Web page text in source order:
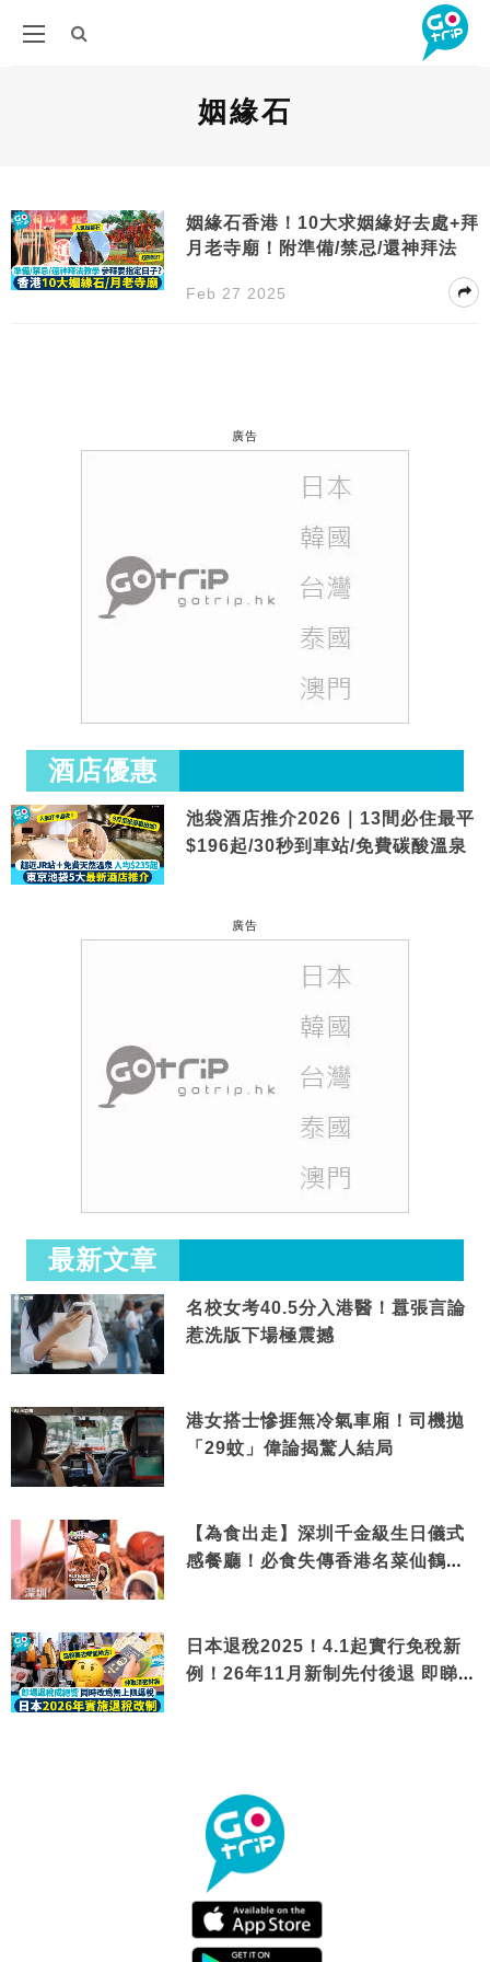
姻緣石
姻緣石香港！10大求姻緣好去處+拜
月老寺廟！附準備/禁忌/還神拜法
Feb 27 2025
廣告
酒店優惠
池袋酒店推介2026｜13間必住最平
$196起/30秒到車站/免費碳酸溫泉
廣告
最新文章
名校女考40.5分入港醫！囂張言論
惹洗版下場極震撼
港女搭士慘捱無冷氣車廂！司機拋
「29蚊」偉論揭驚人結局
【為食出走】深圳千金級生日儀式
感餐廳！必食失傳香港名菜仙鶴神
日本退稅2025！4.1起實行免稅新
例！26年11月新制先付後退 即睇步